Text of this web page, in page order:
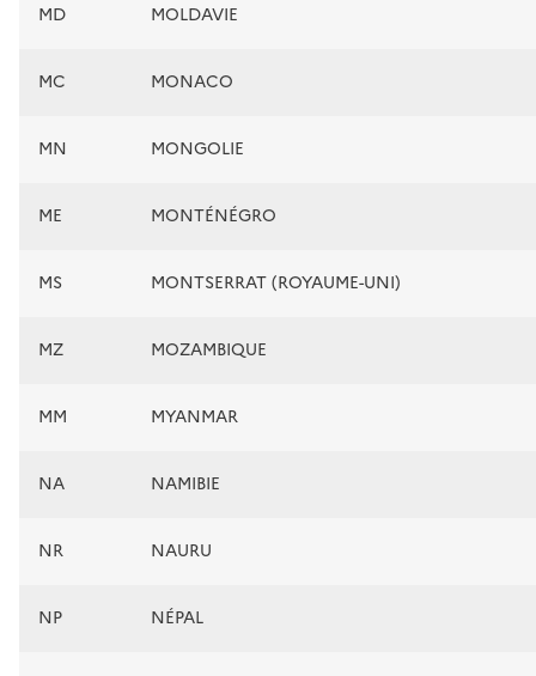
MD MOLDAVIE
MC MONACO
MN MONGOLIE
ME MONTÉNÉGRO
MS MONTSERRAT (ROYAUME-UNI)
MZ MOZAMBIQUE
MM MYANMAR
NA NAMIBIE
NR NAURU
NP NÉPAL